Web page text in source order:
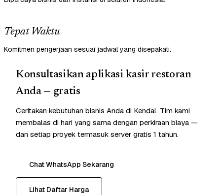
Tepat Waktu
Komitmen pengerjaan sesuai jadwal yang disepakati.
Konsultasikan aplikasi kasir restoran
Anda — gratis
Ceritakan kebutuhan bisnis Anda di Kendal. Tim kami
membalas di hari yang sama dengan perkiraan biaya —
dan setiap proyek termasuk server gratis 1 tahun.
Chat WhatsApp Sekarang
Lihat Daftar Harga